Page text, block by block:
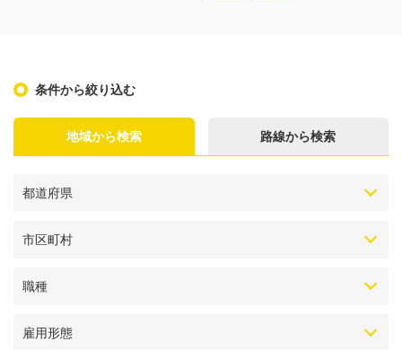
条件から絞り込む
地域から検索 路線から検索
都道府県
市区町村
職種
雇用形態